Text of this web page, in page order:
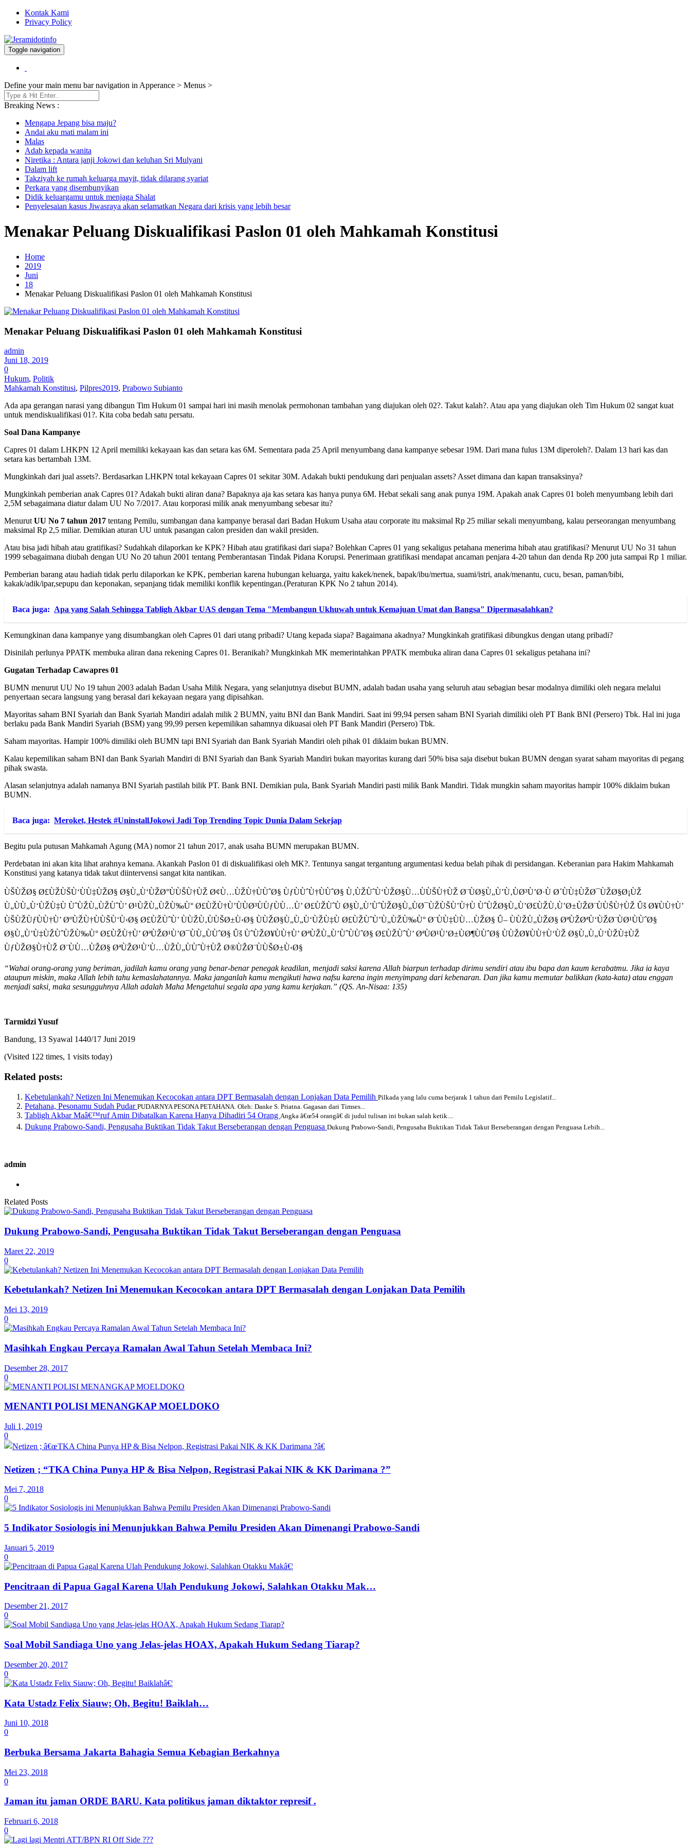
Kontak Kami
Privacy Policy
Jeramidotinfo
Berita dan Informasi Terkini
Toggle navigation
Define your main menu bar navigation in Apperance > Menus >
Breaking News :
Mengapa Jepang bisa maju?
Andai aku mati malam ini
Malas
Adab kepada wanita
Niretika : Antara janji Jokowi dan keluhan Sri Mulyani
Dalam lift
Takziyah ke rumah keluarga mayit, tidak dilarang syariat
Perkara yang disembunyikan
Didik keluargamu untuk menjaga Shalat
Penyelesaian kasus Jiwasraya akan selamatkan Negara dari krisis yang lebih besar
Menakar Peluang Diskualifikasi Paslon 01 oleh Mahkamah Konstitusi
Home
2019
Juni
18
Menakar Peluang Diskualifikasi Paslon 01 oleh Mahkamah Konstitusi
Menakar Peluang Diskualifikasi Paslon 01 oleh Mahkamah Konstitusi
admin
Juni 18, 2019
0
Hukum, Politik
Mahkamah Konstitusi, Pilpres2019, Prabowo Subianto
Ada apa gerangan narasi yang dibangun Tim Hukum 01 sampai hari ini masih menolak permohonan tambahan yang diajukan oleh 02?. Takut kalah?. Atau apa yang diajukan oleh Tim Hukum 02 sangat kuat
untuk mendiskualifikasi 01?. Kita coba bedah satu persatu.
Soal Dana Kampanye
Capres 01 dalam LHKPN 12 April memiliki kekayaan kas dan setara kas 6M. Sementara pada 25 April menyumbang dana kampanye sebesar 19M. Dari mana fulus 13M diperoleh?. Dalam 13 hari kas dan
setara kas bertambah 13M.
Mungkinkah dari jual assets?. Berdasarkan LHKPN total kekayaan Capres 01 sekitar 30M. Adakah bukti pendukung dari penjualan assets? Asset dimana dan kapan transaksinya?
Mungkinkah pemberian anak Capres 01? Adakah bukti aliran dana? Bapaknya aja kas setara kas hanya punya 6M. Hebat sekali sang anak punya 19M. Apakah anak Capres 01 boleh menyumbang lebih dari
2,5M sebagaimana diatur dalam UU No 7/2017. Atau korporasi milik anak menyumbang sebesar itu?
Menurut UU No 7 tahun 2017 tentang Pemilu, sumbangan dana kampanye berasal dari Badan Hukum Usaha atau corporate itu maksimal Rp 25 miliar sekali menyumbang, kalau perseorangan menyumbang
maksimal Rp 2,5 miliar. Demikian aturan UU untuk pasangan calon presiden dan wakil presiden.
Atau bisa jadi hibah atau gratifikasi? Sudahkah dilaporkan ke KPK? Hibah atau gratifikasi dari siapa? Bolehkan Capres 01 yang sekaligus petahana menerima hibah atau gratifikasi? Menurut UU No 31 tahun
1999 sebagaimana diubah dengan UU No 20 tahun 2001 tentang Pemberantasan Tindak Pidana Korupsi. Penerimaan gratifikasi mendapat ancaman penjara 4-20 tahun dan denda Rp 200 juta sampai Rp 1 miliar.
Pemberian barang atau hadiah tidak perlu dilaporkan ke KPK, pemberian karena hubungan keluarga, yaitu kakek/nenek, bapak/ibu/mertua, suami/istri, anak/menantu, cucu, besan, paman/bibi,
kakak/adik/ipar,sepupu dan keponakan, sepanjang tidak memiliki konflik kepentingan.(Peraturan KPK No 2 tahun 2014).
Baca juga: Apa yang Salah Sehingga Tabligh Akbar UAS dengan Tema "Membangun Ukhuwah untuk Kemajuan Umat dan Bangsa" Dipermasalahkan?
Kemungkinan dana kampanye yang disumbangkan oleh Capres 01 dari utang pribadi? Utang kepada siapa? Bagaimana akadnya? Mungkinkah gratifikasi dibungkus dengan utang pribadi?
Disinilah perlunya PPATK membuka aliran dana rekening Capres 01. Beranikah? Mungkinkah MK memerintahkan PPATK membuka aliran dana Capres 01 sekaligus petahana ini?
Gugatan Terhadap Cawapres 01
BUMN menurut UU No 19 tahun 2003 adalah Badan Usaha Milik Negara, yang selanjutnya disebut BUMN, adalah badan usaha yang seluruh atau sebagian besar modalnya dimiliki oleh negara melalui
penyertaan secara langsung yang berasal dari kekayaan negara yang dipisahkan.
Mayoritas saham BNI Syariah dan Bank Syariah Mandiri adalah milik 2 BUMN, yaitu BNI dan Bank Mandiri. Saat ini 99,94 persen saham BNI Syariah dimiliki oleh PT Bank BNI (Persero) Tbk. Hal ini juga
berlaku pada Bank Mandiri Syariah (BSM) yang 99,99 persen kepemilikan sahamnya dikuasai oleh PT Bank Mandiri (Persero) Tbk.
Saham mayoritas. Hampir 100% dimiliki oleh BUMN tapi BNI Syariah dan Bank Syariah Mandiri oleh pihak 01 diklaim bukan BUMN.
Kalau kepemilikan saham BNI dan Bank Syariah Mandiri di BNI Syariah dan Bank Syariah Mandiri bukan mayoritas kurang dari 50% bisa saja disebut bukan BUMN dengan syarat saham mayoritas di pegang
pihak swasta.
Alasan selanjutnya adalah namanya BNI Syariah pastilah bilik PT. Bank BNI. Demikian pula, Bank Syariah Mandiri pasti milik Bank Mandiri. Tidak mungkin saham mayoritas hampir 100% diklaim bukan
BUMN.
Baca juga: Meroket, Hestek #UninstallJokowi Jadi Top Trending Topic Dunia Dalam Sekejap
Begitu pula putusan Mahkamah Agung (MA) nomor 21 tahun 2017, anak usaha BUMN merupakan BUMN.
Perdebatan ini akan kita lihat arahnya kemana. Akankah Paslon 01 di diskualifikasi oleh MK?. Tentunya sangat tergantung argumentasi kedua belah pihak di persidangan. Keberanian para Hakim Mahkamah
Konstitusi yang katanya tidak takut diintervensi sangat kita nantikan.
ÙŠÙŽØ§ Ø£ÙŽÙŠÙ‘ÙÙ‡ÙŽØ§ Ø§Ù„Ù‘ÙŽØ°ÙÙŠÙ†ÙŽ Ø¢Ù…ÙŽÙ†ÙÙˆØ§ ÙƒÙÙˆÙ†ÙÙˆØ§ Ù‚ÙŽÙˆÙ‘ÙŽØ§Ù…ÙÙŠÙ†ÙŽ Ø¨ÙØ§Ù„Ù’Ù‚ÙØ³Ù’Ø·Ù Ø´ÙÙ‡ÙŽØ¯ÙŽØ§Ø¡ÙŽ
Ù„ÙÙ„Ù‘ÙŽÙ‡Ù ÙˆÙŽÙ„ÙŽÙˆÙ’ Ø¹ÙŽÙ„ÙŽÙ‰Ù° Ø£ÙŽÙ†Ù’ÙÙØ³ÙÙƒÙÙ…Ù’ Ø£ÙŽÙˆÙ Ø§Ù„Ù’ÙˆÙŽØ§Ù„ÙØ¯ÙŽÙŠÙ’Ù†Ù ÙˆÙŽØ§Ù„Ù’Ø£ÙŽÙ‚Ù’Ø±ÙŽØ¨ÙÙŠÙ†ÙŽ Ûš Ø¥ÙÙ†Ù’
ÙŠÙŽÙƒÙÙ†Ù’ ØºÙŽÙ†ÙÙŠÙ‘Ù‹Ø§ Ø£ÙŽÙˆÙ’ ÙÙŽÙ‚ÙÙŠØ±Ù‹Ø§ ÙÙŽØ§Ù„Ù„Ù‘ÙŽÙ‡Ù Ø£ÙŽÙˆÙ’Ù„ÙŽÙ‰Ù° Ø¨ÙÙ‡ÙÙ…ÙŽØ§ Û– ÙÙŽÙ„ÙŽØ§ ØªÙŽØªÙ‘ÙŽØ¨ÙØ¹ÙÙˆØ§
Ø§Ù„Ù’Ù‡ÙŽÙˆÙŽÙ‰Ù° Ø£ÙŽÙ†Ù’ ØªÙŽØ¹Ù’Ø¯ÙÙ„ÙÙˆØ§ Ûš ÙˆÙŽØ¥ÙÙ†Ù’ ØªÙŽÙ„Ù’ÙˆÙÙˆØ§ Ø£ÙŽÙˆÙ’ ØªÙØ¹Ù’Ø±ÙØ¶ÙÙˆØ§ ÙÙŽØ¥ÙÙ†Ù‘ÙŽ Ø§Ù„Ù„Ù‘ÙŽÙ‡ÙŽ
ÙƒÙŽØ§Ù†ÙŽ Ø¨ÙÙ…ÙŽØ§ ØªÙŽØ¹Ù’Ù…ÙŽÙ„ÙÙˆÙ†ÙŽ Ø®ÙŽØ¨ÙÙŠØ±Ù‹Ø§
“Wahai orang-orang yang beriman, jadilah kamu orang yang benar-benar penegak keadilan, menjadi saksi karena Allah biarpun terhadap dirimu sendiri atau ibu bapa dan kaum kerabatmu. Jika ia kaya
ataupun miskin, maka Allah lebih tahu kemaslahatannya. Maka janganlah kamu mengikuti hawa nafsu karena ingin menyimpang dari kebenaran. Dan jika kamu memutar balikkan (kata-kata) atau enggan
menjadi saksi, maka sesungguhnya Allah adalah Maha Mengetahui segala apa yang kamu kerjakan.” (QS. An-Nisaa: 135)
Tarmidzi Yusuf
Bandung, 13 Syawal 1440/17 Juni 2019
(Visited 122 times, 1 visits today)
Related posts:
Kebetulankah? Netizen Ini Menemukan Kecocokan antara DPT Bermasalah dengan Lonjakan Data Pemilih Pilkada yang lalu cuma berjarak 1 tahun dari Pemilu Legislatif...
Petahana, Pesonamu Sudah Pudar PUDARNYA PESONA PETAHANA. Oleh: Danke S. Priatna. Gagasan dari Timses...
Tabligh Akbar Maâ€™ruf Amin Dibatalkan Karena Hanya Dihadiri 54 Orang Angka â€œ54 orangâ€ di judul tulisan ini bukan salah ketik....
Dukung Prabowo-Sandi, Pengusaha Buktikan Tidak Takut Berseberangan dengan Penguasa Dukung Prabowo-Sandi, Pengusaha Buktikan Tidak Takut Berseberangan dengan Penguasa Lebih...
admin
Related Posts
Dukung Prabowo-Sandi, Pengusaha Buktikan Tidak Takut Berseberangan dengan Penguasa
Maret 22, 2019
0
Kebetulankah? Netizen Ini Menemukan Kecocokan antara DPT Bermasalah dengan Lonjakan Data Pemilih
Mei 13, 2019
0
Masihkah Engkau Percaya Ramalan Awal Tahun Setelah Membaca Ini?
Desember 28, 2017
0
MENANTI POLISI MENANGKAP MOELDOKO
Juli 1, 2019
0
Netizen ; “TKA China Punya HP & Bisa Nelpon, Registrasi Pakai NIK & KK Darimana ?”
Mei 7, 2018
0
5 Indikator Sosiologis ini Menunjukkan Bahwa Pemilu Presiden Akan Dimenangi Prabowo-Sandi
Januari 5, 2019
0
Pencitraan di Papua Gagal Karena Ulah Pendukung Jokowi, Salahkan Otakku Mak…
Desember 21, 2017
0
Soal Mobil Sandiaga Uno yang Jelas-jelas HOAX, Apakah Hukum Sedang Tiarap?
Desember 20, 2017
0
Kata Ustadz Felix Siauw; Oh, Begitu! Baiklah…
Juni 10, 2018
0
Berbuka Bersama Jakarta Bahagia Semua Kebagian Berkahnya
Mei 23, 2018
0
Jaman itu jaman ORDE BARU. Kata politikus jaman diktaktor represif .
Februari 6, 2018
0